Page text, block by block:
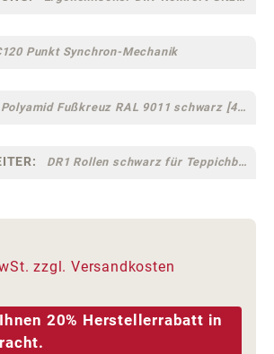
Punkt Synchron-Mechanik
Polyamid Fußkreuz RAL 9011 schwarz [44]
DR1 Rollen schwarz für Teppichböden [10]
zzgl. Versandkosten
20% Herstellerrabatt in